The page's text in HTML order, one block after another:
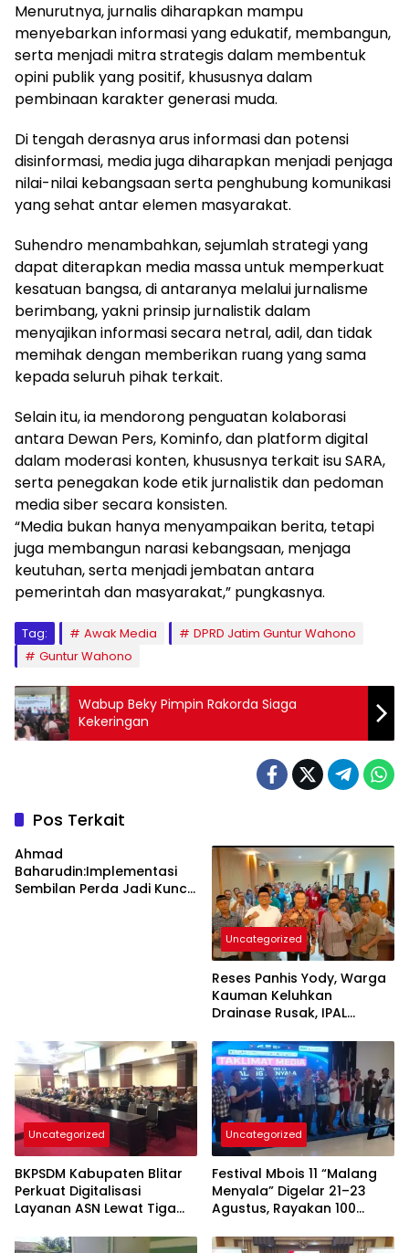
Menurutnya, jurnalis diharapkan mampu
menyebarkan informasi yang edukatif, membangun,
serta menjadi mitra strategis dalam membentuk
opini publik yang positif, khususnya dalam
pembinaan karakter generasi muda.
Di tengah derasnya arus informasi dan potensi
disinformasi, media juga diharapkan menjadi penjaga
nilai-nilai kebangsaan serta penghubung komunikasi
yang sehat antar elemen masyarakat.
Suhendro menambahkan, sejumlah strategi yang
dapat diterapkan media massa untuk memperkuat
kesatuan bangsa, di antaranya melalui jurnalisme
berimbang, yakni prinsip jurnalistik dalam
menyajikan informasi secara netral, adil, dan tidak
memihak dengan memberikan ruang yang sama
kepada seluruh pihak terkait.
Selain itu, ia mendorong penguatan kolaborasi
antara Dewan Pers, Kominfo, dan platform digital
dalam moderasi konten, khususnya terkait isu SARA,
serta penegakan kode etik jurnalistik dan pedoman
media siber secara konsisten.
“Media bukan hanya menyampaikan berita, tetapi
juga membangun narasi kebangsaan, menjaga
keutuhan, serta menjadi jembatan antara
pemerintah dan masyarakat,” pungkasnya.
Tag: Awak Media
DPRD Jatim Guntur Wahono
Guntur Wahono
Wabup Beky Pimpin Rakorda Siaga
Kekeringan
Pos Terkait
Ahmad
Baharudin:Implementasi
Sembilan Perda Jadi Kunci
Uncategorized
Reses Panhis Yody, Warga
Kauman Keluhkan
Drainase Rusak, IPAL
Uncategorized
BKPSDM Kabupaten Blitar
Perkuat Digitalisasi
Layanan ASN Lewat Tiga
Uncategorized
Festival Mbois 11 “Malang
Menyala” Digelar 21–23
Agustus, Rayakan 100
dan Status UNESCO